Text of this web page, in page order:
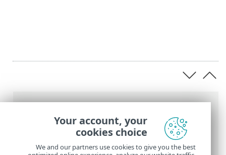
تعليمات ESET عبر الإنترنت >
ESET PROTECT
مقدمة لـ ESET PROTECT
> عن التعليمات
Your account, your
cookies choice
We and our partners use cookies to give you the best